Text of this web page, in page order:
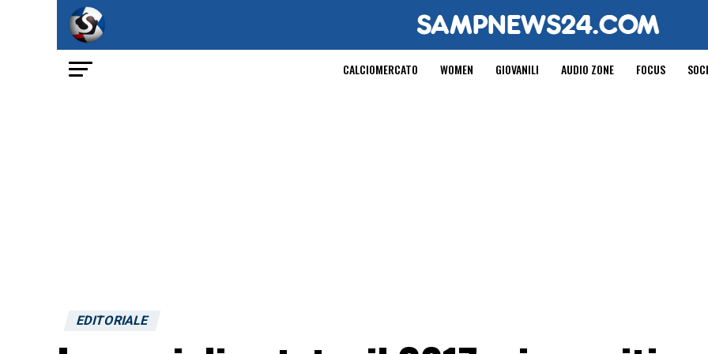
CALCIOMERCATO WOMEN GIOVANILI AUDIO ZONE FOCUS
EDITORIALE